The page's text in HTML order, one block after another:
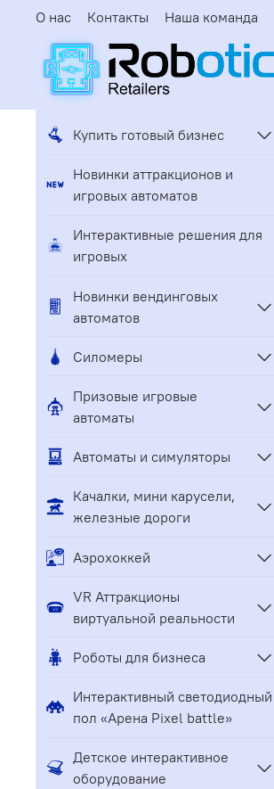
О нас Контакты Наша команда
Купить готовый бизнес
Новинки аттракционов и
игровых автоматов
Интерактивные решения для
игровых
Новинки вендинговых
автоматов
Силомеры
Призовые игровые
автоматы
Автоматы и симуляторы
Качалки, мини карусели,
железные дороги
Аэрохоккей
VR Аттракционы
виртуальной реальности
Роботы для бизнеса
Интерактивный светодиодный
пол «Арена Pixel battle»
Детское интерактивное
оборудование